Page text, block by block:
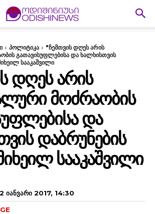
პოლიტიკა
"ჩემთვის დღეს არის
გათავისუფლებისა და ხალხისთვის
სააკაშვილი
ᲓᲦᲔᲡ ᲐᲠᲘᲡ
ᲛᲝᲫᲠᲐᲝᲑᲘᲡ
ᲓᲐ
ᲓᲐᲑᲠᲣᲜᲔᲑᲘᲡ
ᲡᲐᲐᲙᲐᲨᲕᲘᲚᲘ
ᲘᲐᲜᲕᲐᲠᲘ 2017, 14:30